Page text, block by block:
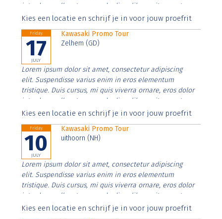
interdum nulla, ut commodo diam libero vitae erat.
Aenean faucibus nibh et justo cursus id rutrum lorem
Kies een locatie en schrijf je in voor jouw proefrit
Friday
17
JULY
Kawasaki Promo Tour
Zelhem (GD)
Lorem ipsum dolor sit amet, consectetur adipiscing
elit. Suspendisse varius enim in eros elementum
tristique. Duis cursus, mi quis viverra ornare, eros dolor
interdum nulla, ut commodo diam libero vitae erat.
Aenean faucibus nibh et justo cursus id rutrum lorem
Kies een locatie en schrijf je in voor jouw proefrit
Friday
10
JULY
Kawasaki Promo Tour
uithoorn (NH)
Lorem ipsum dolor sit amet, consectetur adipiscing
elit. Suspendisse varius enim in eros elementum
tristique. Duis cursus, mi quis viverra ornare, eros dolor
interdum nulla, ut commodo diam libero vitae erat.
Aenean faucibus nibh et justo cursus id rutrum lorem
Kies een locatie en schrijf je in voor jouw proefrit